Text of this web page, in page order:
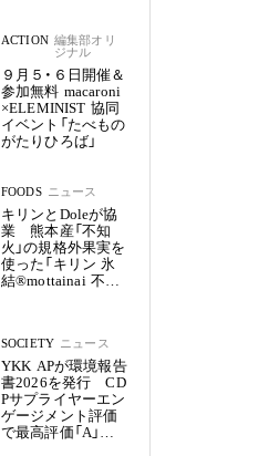
ACTION 編集部オリ
ジナル
９月５・６日開催＆
参加無料 macaroni
×ELEMINIST 協同
イベント「たべもの
がたりひろば」
FOODS ニュース
キリンとDoleが協
業 熊本産「不知
火」の規格外果実を
使った「キリン 氷
結®mottainai 不知
SOCIETY ニュース
YKK APが環境報告
書2026を発行 CD
Pサプライヤーエン
ゲージメント評価
で最高評価「A」を